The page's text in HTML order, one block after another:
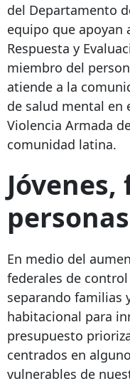
del Departamento
equipo que apoyan
Respuesta y
miembro del
atiende a la
de salud mental en
Violencia Armada
comunidad latina.
En medio del
federales de
separando familias
habitacional para
presupuesto
centrados en
vulnerables de